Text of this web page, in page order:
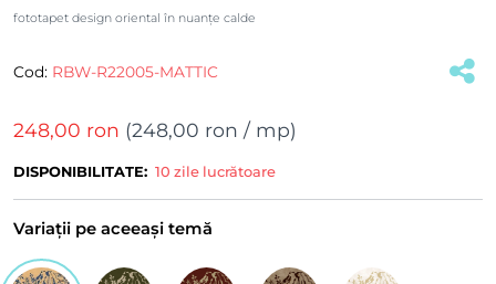
fototapet design oriental în nuanțe calde
Cod: RBW-R22005-MATTIC
248,00 ron (248,00 ron / mp)
DISPONIBILITATE: 10 zile lucrătoare
Variații pe aceeași temă